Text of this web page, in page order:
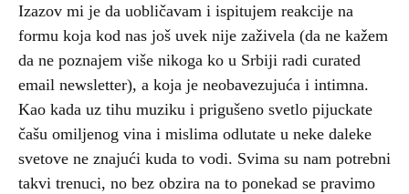
Izazov mi je da uobličavam i ispitujem reakcije na
formu koja kod nas još uvek nije zaživela (da ne kažem
da ne poznajem više nikoga ko u Srbiji radi curated
email newsletter), a koja je neobavezujuća i intimna.
Kao kada uz tihu muziku i prigušeno svetlo pijuckate
čašu omiljenog vina i mislima odlutate u neke daleke
svetove ne znajući kuda to vodi. Svima su nam potrebni
takvi trenuci, no bez obzira na to ponekad se pravimo